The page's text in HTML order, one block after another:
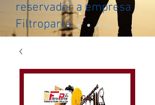
reservador a empresa
Filtroparts.